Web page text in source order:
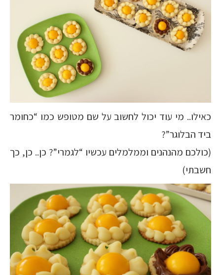
כאילו.. מי עוד יכול לחשוב על שם מטופש כמו “כחומר
ביד הבלוגר”?
(כולכם מהנהנים וממלמלים עכשיו “לגמרי”? כן.. כן, כך
חשבתי)